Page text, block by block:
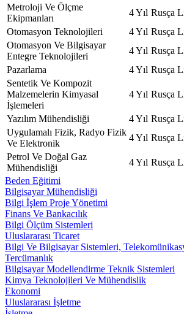
Metroloji Ve Ölçme
Ekipmanları
4 Yıl Rusça
Otomasyon Teknolojileri
4 Yıl Rusça
Otomasyon Ve Bilgisayar
Entegre Teknolojileri
4 Yıl Rusça
Pazarlama
4 Yıl Rusça
Sentetik Ve Kompozit
Malzemelerin Kimyasal
İşlemeleri
4 Yıl Rusça
Yazılım Mühendisliği 4 Yıl Rusça
Uygulamalı Fizik, Radyo Fizik
Ve Elektronik
4 Yıl Rusça
Petrol Ve Doğal Gaz
Mühendisliği
4 Yıl Rusça
Beden Eğitimi
Bilgisayar Mühendisliği
Bilgi İşlem Proje Yönetimi
Finans Ve Bankacılık
Bilgi Ölçüm Sistemleri
Uluslararası Ticaret
Bilgi Ve Bilgisayar Sistemleri,
Tercümanlık
Bilgisayar Modellendirme Teknik Sistemleri
Kimya Teknolojileri Ve Mühendislik
Ekonomi
Uluslararası İşletme